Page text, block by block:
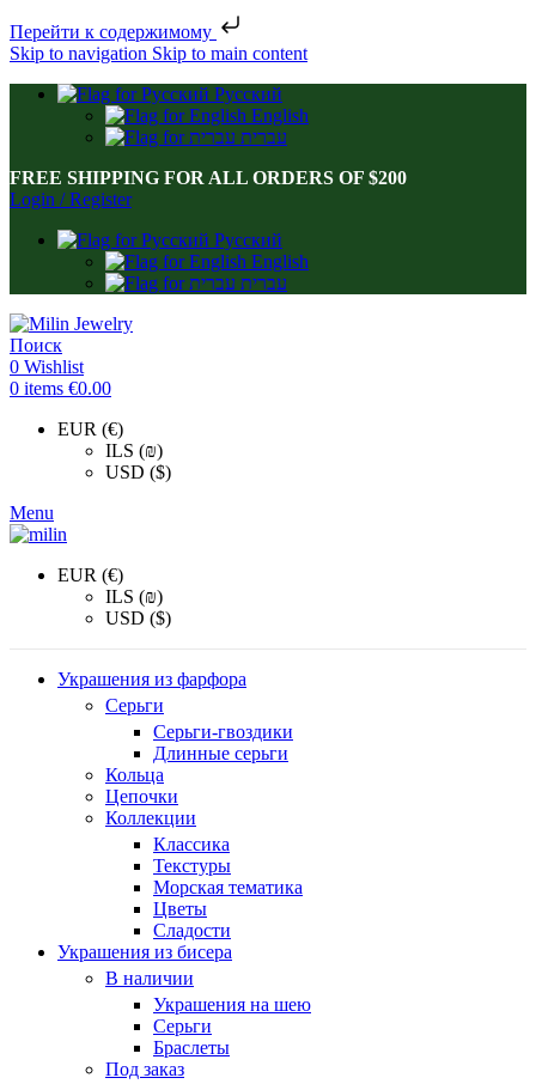
Перейти к содержимому
Skip to navigation Skip to main content
Русский
English
עברית
FREE SHIPPING FOR ALL ORDERS OF $200
Login / Register
Русский
English
עברית
Поиск
0 Wishlist
0 items €0.00
EUR (€)
ILS (₪)
USD ($)
Menu
EUR (€)
ILS (₪)
USD ($)
Украшения из фарфора
Серьги
Серьги-гвоздики
Длинные серьги
Кольца
Цепочки
Коллекции
Классика
Текстуры
Морская тематика
Цветы
Сладости
Украшения из бисера
В наличии
Украшения на шею
Серьги
Браслеты
Под заказ